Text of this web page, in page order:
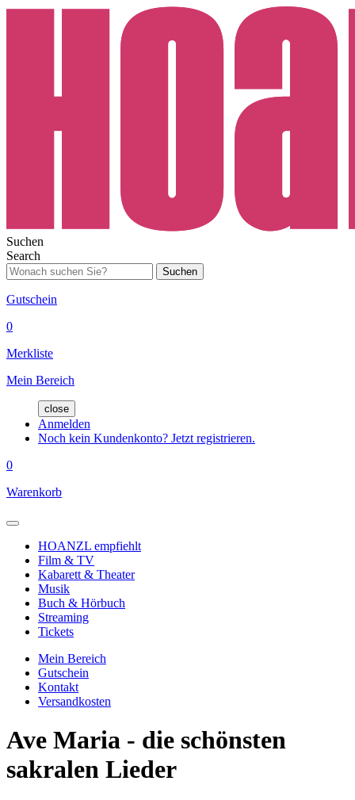
Suchen
Search
Suchen
Gutschein
0
Merkliste
Mein Bereich
close
Anmelden
Noch kein Kundenkonto? Jetzt registrieren.
0
Warenkorb
HOANZL empfiehlt
Film & TV
Kabarett & Theater
Musik
Buch & Hörbuch
Streaming
Tickets
Mein Bereich
Gutschein
Kontakt
Versandkosten
Ave Maria - die schönsten
sakralen Lieder